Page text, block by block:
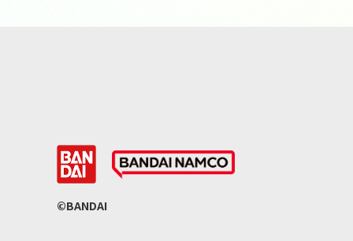
©BANDAI